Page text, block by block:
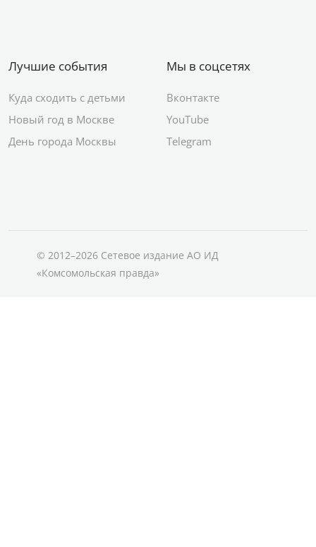
Лучшие события
Куда сходить с детьми
Новый год в Москве
День города Москвы
Мы в соцсетях
Вконтакте
YouTube
Telegram
© 2012–2026 Сетевое издание АО ИД
«Комсомольская правда»